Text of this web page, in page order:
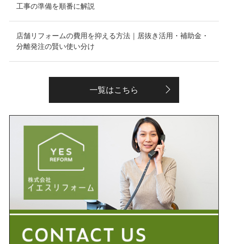
工事の準備を順番に解説
店舗リフォームの費用を抑える方法｜居抜き活用・補助金・
分離発注の賢い使い分け
一覧はこちら